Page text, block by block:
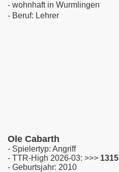
- wohnhaft in Wurmlingen
- Beruf: Lehrer
Ole Cabarth
- Spielertyp: Angriff
- TTR-High 2026-03: >>>
- Geburtsjahr: 2010